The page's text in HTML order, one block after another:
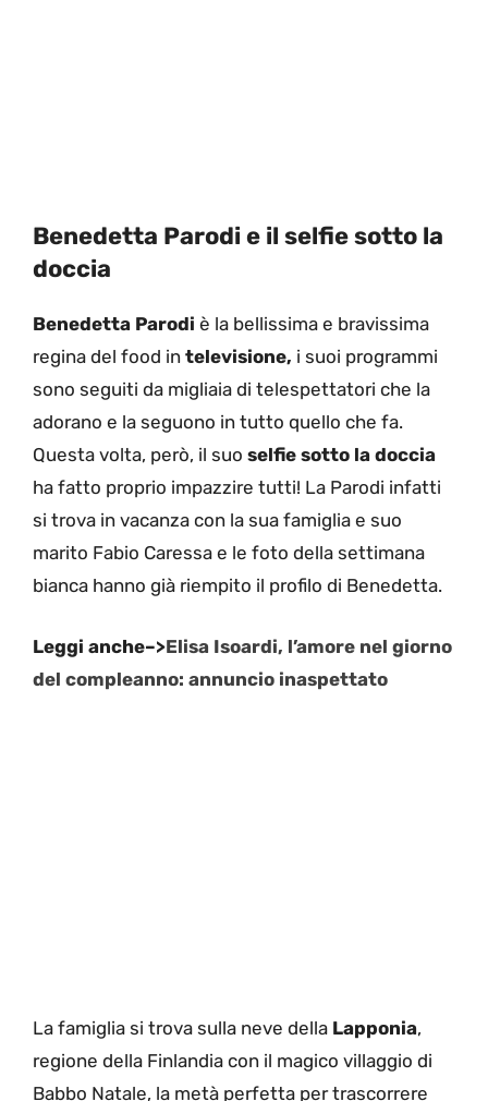
Benedetta Parodi e il selfie sotto la
doccia
Benedetta Parodi è la bellissima e bravissima
regina del food in televisione, i suoi programmi
sono seguiti da migliaia di telespettatori che la
adorano e la seguono in tutto quello che fa.
Questa volta, però, il suo selfie sotto la doccia
ha fatto proprio impazzire tutti! La Parodi infatti
si trova in vacanza con la sua famiglia e suo
marito Fabio Caressa e le foto della settimana
bianca hanno già riempito il profilo di Benedetta.
Leggi anche–>Elisa Isoardi, l’amore nel giorno
del compleanno: annuncio inaspettato
La famiglia si trova sulla neve della Lapponia,
regione della Finlandia con il magico villaggio di
Babbo Natale, la metà perfetta per trascorrere